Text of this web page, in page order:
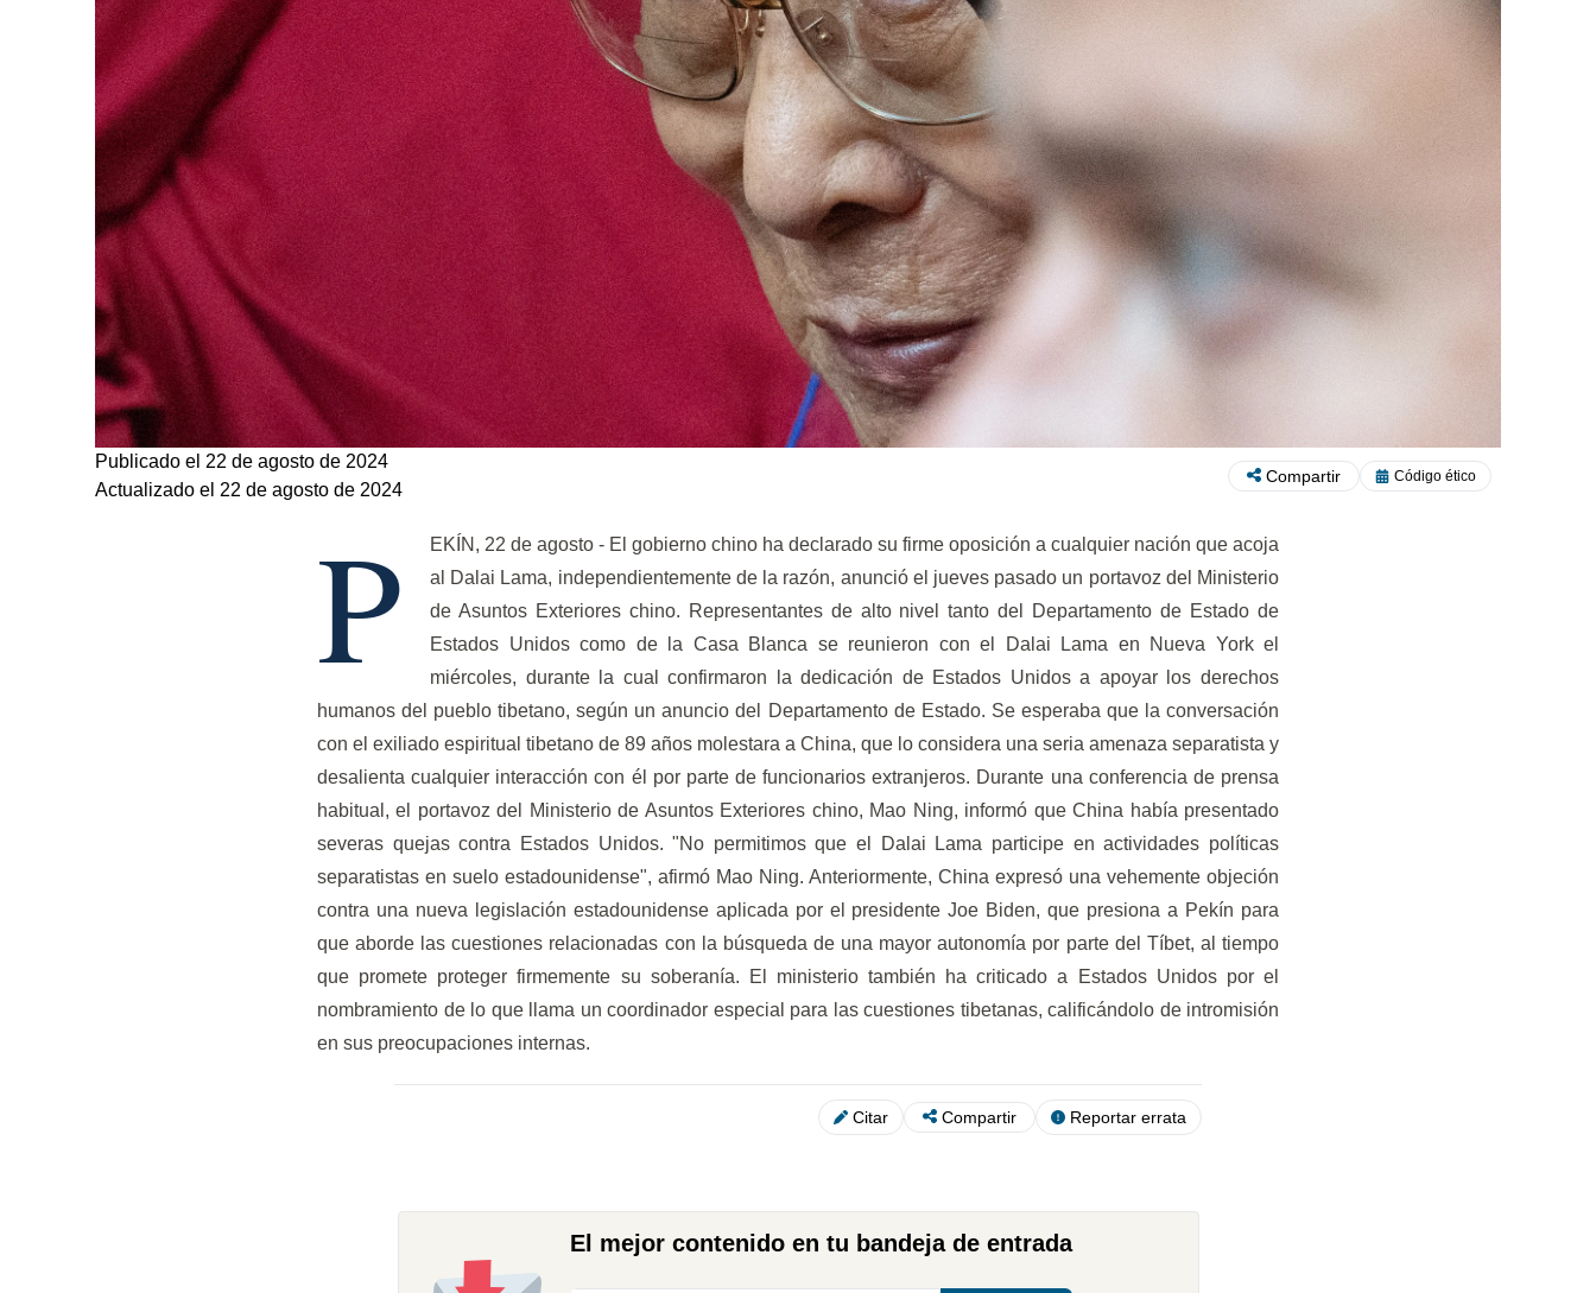
Publicado el 22 de agosto de 2024
Actualizado el 22 de agosto de 2024
Compartir Código ético
P
EKÍN, 22 de agosto - El gobierno chino ha declarado su firme oposición a cualquier nación que acoja
al Dalai Lama, independientemente de la razón, anunció el jueves pasado un portavoz del Ministerio
de Asuntos Exteriores chino. Representantes de alto nivel tanto del Departamento de Estado de
Estados Unidos como de la Casa Blanca se reunieron con el Dalai Lama en Nueva York el
miércoles, durante la cual confirmaron la dedicación de Estados Unidos a apoyar los derechos
humanos del pueblo tibetano, según un anuncio del Departamento de Estado. Se esperaba que la conversación
con el exiliado espiritual tibetano de 89 años molestara a China, que lo considera una seria amenaza separatista y
desalienta cualquier interacción con él por parte de funcionarios extranjeros. Durante una conferencia de prensa
habitual, el portavoz del Ministerio de Asuntos Exteriores chino, Mao Ning, informó que China había presentado
severas quejas contra Estados Unidos. "No permitimos que el Dalai Lama participe en actividades políticas
separatistas en suelo estadounidense", afirmó Mao Ning. Anteriormente, China expresó una vehemente objeción
contra una nueva legislación estadounidense aplicada por el presidente Joe Biden, que presiona a Pekín para
que aborde las cuestiones relacionadas con la búsqueda de una mayor autonomía por parte del Tíbet, al tiempo
que promete proteger firmemente su soberanía. El ministerio también ha criticado a Estados Unidos por el
nombramiento de lo que llama un coordinador especial para las cuestiones tibetanas, calificándolo de intromisión
en sus preocupaciones internas.
Citar Compartir Reportar errata
El mejor contenido en tu bandeja de entrada